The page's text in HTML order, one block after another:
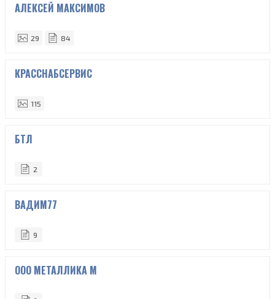
АЛЕКСЕЙ МАКСИМОВ
29 84
КРАССНАБСЕРВИС
115
БТЛ
2
ВАДИМ77
9
ООО МЕТАЛЛИКА М